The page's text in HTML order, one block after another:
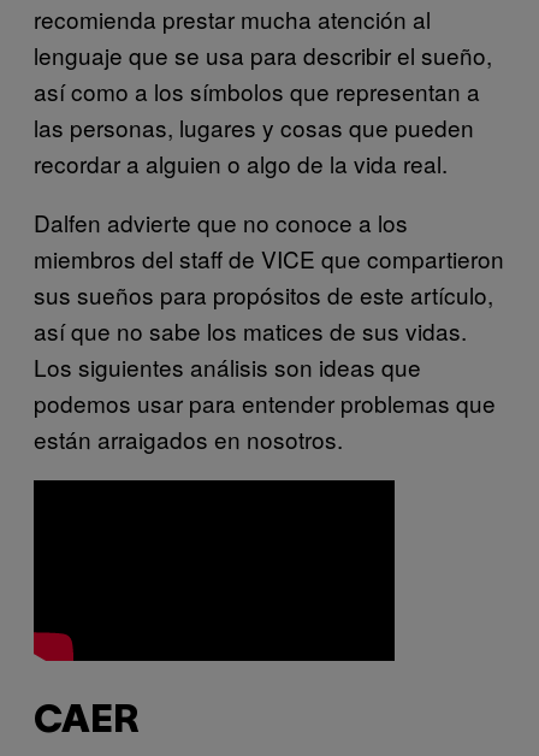
recomienda prestar mucha atención al
lenguaje que se usa para describir el sueño,
así como a los símbolos que representan a
las personas, lugares y cosas que pueden
recordar a alguien o algo de la vida real.
Dalfen advierte que no conoce a los
miembros del staff de VICE que compartieron
sus sueños para propósitos de este artículo,
así que no sabe los matices de sus vidas.
Los siguientes análisis son ideas que
podemos usar para entender problemas que
están arraigados en nosotros.
CAER